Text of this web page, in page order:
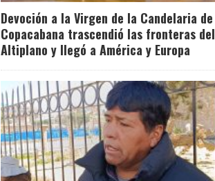
Devoción a la Virgen de la Candelaria de
Copacabana trascendió las fronteras del
Altiplano y llegó a América y Europa